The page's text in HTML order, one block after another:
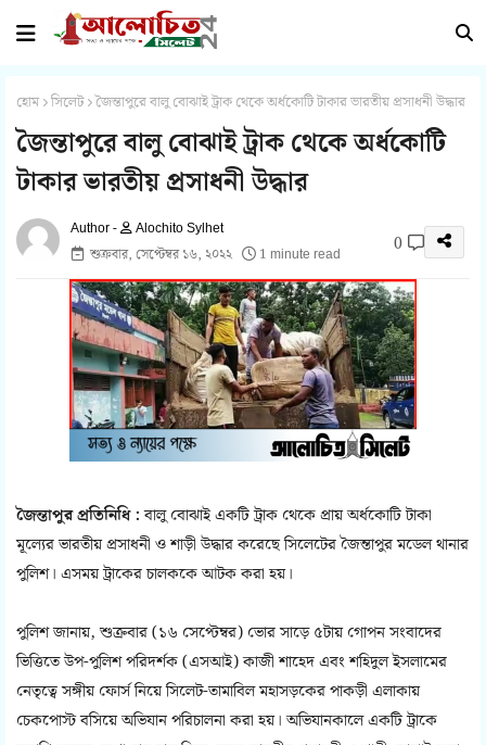
হোম সিলেট জৈন্তাপুরে বালু বোঝাই ট্রাক থেকে অর্ধকোটি টাকার ভারতীয় প্রসাধনী উদ্ধার
জৈন্তাপুরে বালু বোঝাই ট্রাক থেকে অর্ধকোটি
টাকার ভারতীয় প্রসাধনী উদ্ধার
Alochito Sylhet
শুক্রবার, সেপ্টেম্বর ১৬, ২০২২
1 minute read 0
জৈন্তাপুর প্রতিনিধি :বালু বোঝাই একটি ট্রাক থেকে প্রায় অর্ধকোটি টাকা
মূল্যের ভারতীয় প্রসাধনী ও শাড়ী উদ্ধার করেছে সিলেটের জৈন্তাপুর মডেল থানার
পুলিশ। এসময় ট্রাকের চালককে আটক করা হয়।
পুলিশ জানায়, শুক্রবার (১৬ সেপ্টেম্বর) ভোর সাড়ে ৫টায় গোপন সংবাদের
ভিত্তিতে উপ-পুলিশ পরিদর্শক (এসআই) কাজী শাহেদ এবং শহিদুল ইসলামের
নেতৃত্বে সঙ্গীয় ফোর্স নিয়ে সিলেট-তামাবিল মহাসড়কের পাকড়ী এলাকায়
চেকপোস্ট বসিয়ে অভিযান পরিচালনা করা হয়। অভিযানকালে একটি ট্রাকে